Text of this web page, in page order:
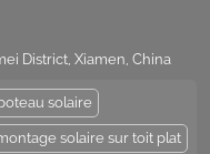
District, Xiamen, China
solaire
solaire sur toit plat